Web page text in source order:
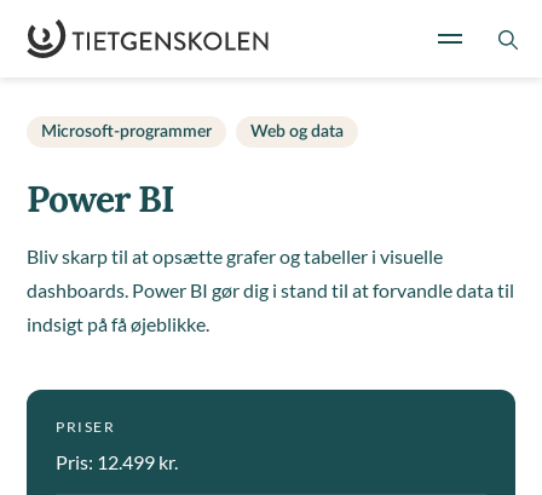
Microsoft-programmer Web og data
Power BI
Bliv skarp til at opsætte grafer og tabeller i visuelle
dashboards. Power BI gør dig i stand til at forvandle data til
indsigt på få øjeblikke.
PRISER
Pris: 12.499 kr.